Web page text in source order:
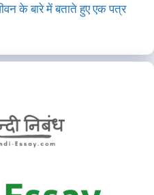
के बारे में बताते हुए एक पत्र